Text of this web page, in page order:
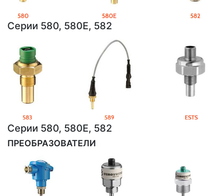
Серии 580, 580E, 582
Серии 580, 580E, 582
ПРЕОБРАЗОВАТЕЛИ